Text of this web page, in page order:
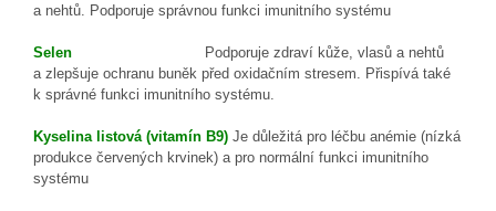
a nehtů. Podporuje správnou funkci imunitního systému
Selen Podporuje zdraví kůže, vlasů a nehtů
a zlepšuje ochranu buněk před oxidačním stresem. Přispívá také
k správné funkci imunitního systému.
Kyselina listová (vitamín B9) Je důležitá pro léčbu anémie (nízká
produkce červených krvinek) a pro normální funkci imunitního
systému